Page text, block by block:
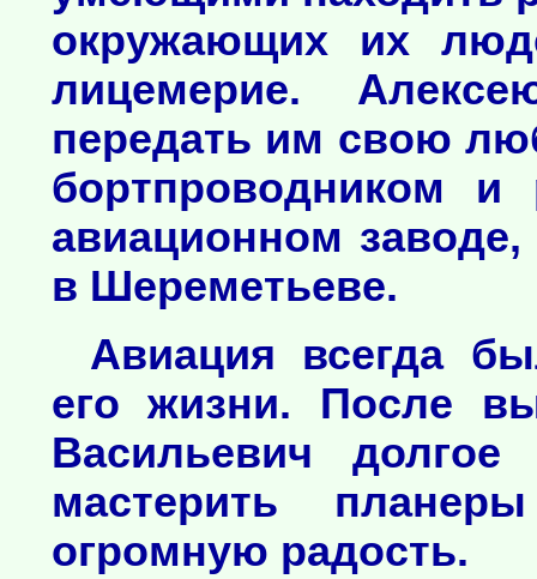
окружающих их
лицемерие.
передать им свою
бортпроводником и
авиационном
в Шереметьеве.
Авиация всегда
его жизни. После
Васильевич
мастерить
огромную радость.